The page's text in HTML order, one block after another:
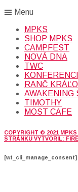
Menu
MPKS
SHOP MPKS
CAMPFEST
NOVÁ DNA
TWC
RANČ
AWAKENING
TIMOTHY
MOST CAFE
COPYRIGHT © 2021 MPKS
STRÁNKU VYTVORIL:
[wt_cli_manage_consent]